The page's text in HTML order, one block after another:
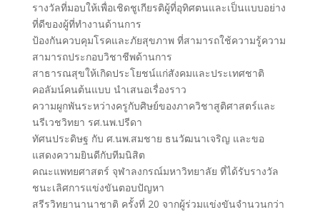
รางวัลที่มอบให้เพื่อเชิดชูเกียรติผู้ที่อุทิศตนและเป็นแบบอย่าง
ที่ดีของผู้ที่ทำงานด้านการ
ป้องกันควบคุมโรคและภัยสุขภาพ ที่สามารถใช้ความรู้ความ
สามารถประกอบวิชาชีพด้านการ
สาธารณสุขให้เกิดประโยชน์แก่สังคมและประเทศชาติ
คอลัมน์คนต้นแบบ นำเสนอเรื่องราว
ความผูกพันระหว่างครูกับศิษย์ของภาควิชาสูติศาสตร์และ
นรีเวชวิทยา รศ.นพ.ปรีดา
ทัศนประดิษฐ กับ ศ.นพ.สมชาย ธนวัฒนาเจริญ และขอ
แสดงความยินดีกับทีมนิสิต
คณะแพทยศาสตร์ จุฬาลงกรณ์มหาวิทยาลัย ที่ได้รับรางวัล
ชนะเลิศการแข่งขันตอบปัญหา
สรีรวิทยานานาชาติ ครั้งที่ 20 จากผู้ร่วมแข่งขันจำนวนกว่า